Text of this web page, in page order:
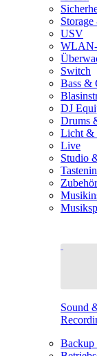
USV
WLAN-
Switch
Bass &
DJ
Drums
Licht &
Live
Studio
Zubehör
Sound